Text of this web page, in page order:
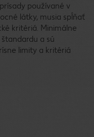
používané v
látky, musia spĺňať
kritériá. Minimálne
a sú
limity a kritériá